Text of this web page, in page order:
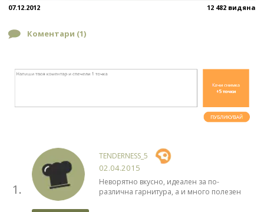
07.12.2012 12 482 видяна
Коментари (1)
1.
TENDERNESS_5
02.04.2015
Неворятно вкусно, идеален за по-
различна гарнитура, а и много полезен